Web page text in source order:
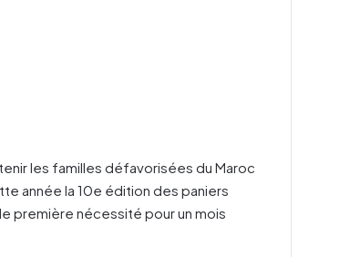
les familles défavorisées du Maroc
année la 10e édition des paniers
première nécessité pour un mois